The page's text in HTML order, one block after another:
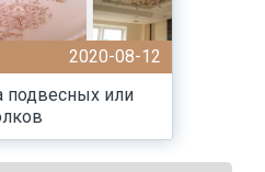
2020-08-12
подвесных или